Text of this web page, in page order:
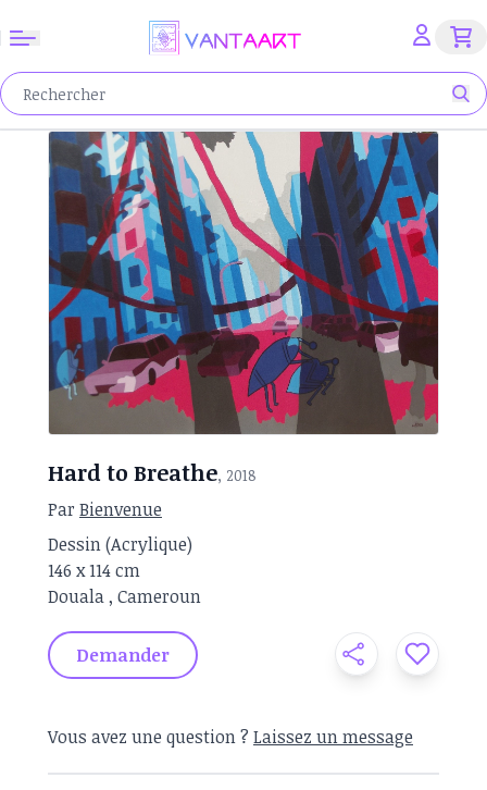
Hard to Breathe, 2018
Par Bienvenue
Dessin(Acrylique)
146 x114 cm
Douala, Cameroun
Demander
Vous avez une question ? Laissez un message